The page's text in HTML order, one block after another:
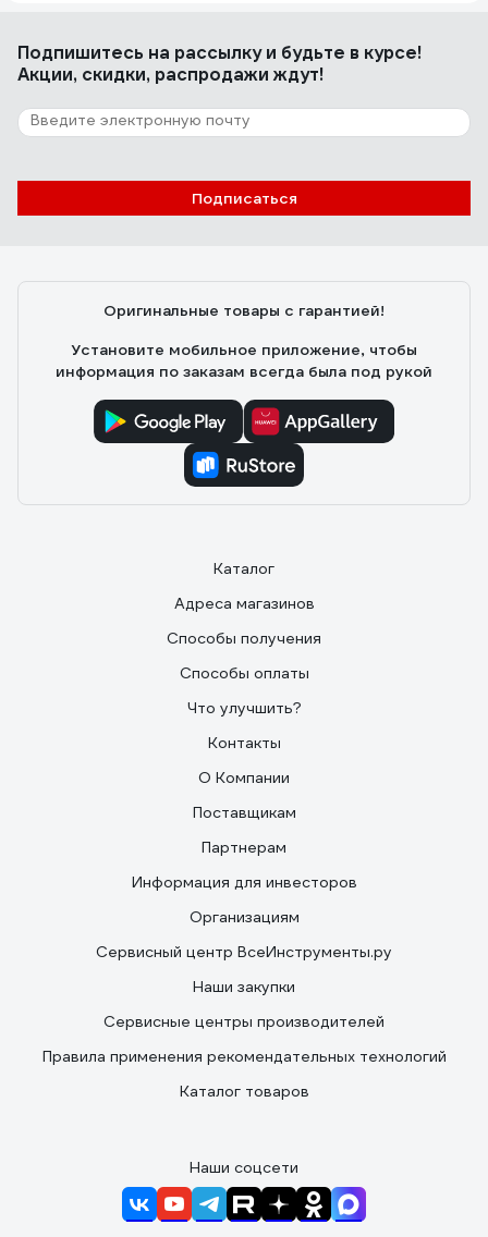
Подпишитесь на рассылкуи будьте в курсе!
Акции, скидки, распродажи ждут!
Подписаться
Оригинальные товары с гарантией!
Установите мобильное приложение, чтобы
информация по заказам всегда была под рукой
Каталог
Адреса магазинов
Способы получения
Способы оплаты
Что улучшить?
Контакты
О Компании
Поставщикам
Партнерам
Информация для инвесторов
Организациям
Сервисный центр ВсеИнструменты.ру
Наши закупки
Сервисные центры производителей
Правила применения рекомендательных технологий
Каталог товаров
Наши соцсети